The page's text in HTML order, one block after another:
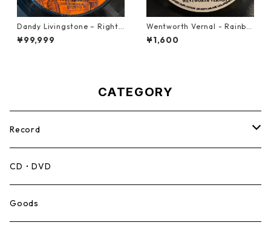
Dandy Livingstone – Right
On Brother【7-21946】
¥99,999
Wentworth Vernal - Rainbo
w【7-21940】
¥1,600
CATEGORY
Record
Mento,Calypso,Ballad
Ska
CD・DVD
Goods